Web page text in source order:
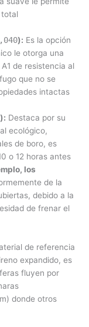
): Es la opción
le otorga una
de resistencia al
que no se
intactas
): Destaca por su
ecológico,
de boro, es
o 12 horas antes
los
de la
debido a la
de frenar el
de referencia
expandido, es
fluyen por
donde otros